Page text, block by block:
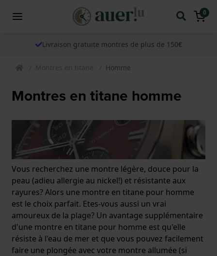
0
Livraison gratuite montres de plus de 150€
Montres en titane Homme
Montres en titane homme
Vous recherchez une montre légère, douce pour la
peau (adieu allergie au nickel!) et résistante aux
rayures? Alors une montre en titane pour homme
est le choix parfait. Etes-vous aussi un vrai
amoureux de la plage? Un avantage supplémentaire
d'une montre en titane pour homme est qu'elle
résiste à l'eau de mer et que vous pouvez facilement
faire une plongée avec votre montre allumée (si